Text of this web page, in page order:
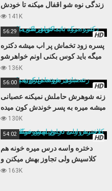
زندگی نوه شو اقفال میکنه تا خودش
بعد مدتها حالی کنه
141K
HD
56:29
پسره زود تخماش پر اب میشه دکتره
میگه باید کوس بکنی اونم خواهرشو
میکنه
136K
HD
56:00
زنه شوهرش حاملش نمیکنه عصبانی
میشه میره به پسر خوندش کون میده
130K
HD
54:02
دختره واسه درس میره خونه هم
کلاسیش ولی تجاوز بهش میکنن و
فیلمشو میگیرن
163K